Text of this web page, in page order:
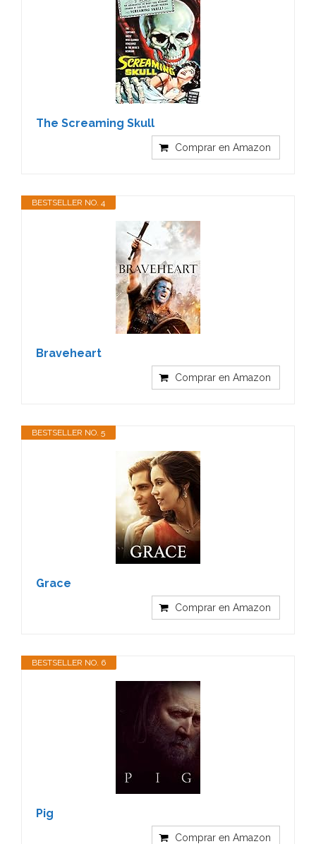
The Screaming Skull
Comprar en Amazon
BESTSELLER NO. 4
Braveheart
Comprar en Amazon
BESTSELLER NO. 5
Grace
Comprar en Amazon
BESTSELLER NO. 6
Pig
Comprar en Amazon